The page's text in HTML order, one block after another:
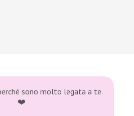
sono molto legata a te.
❤️